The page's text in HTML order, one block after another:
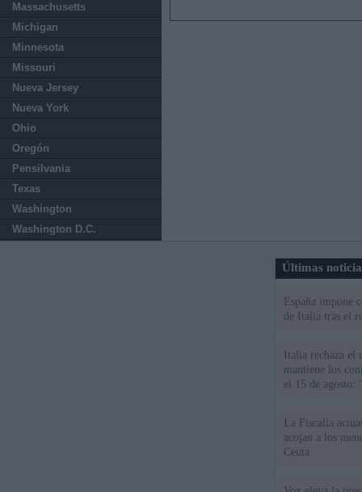
Massachusetts
Michigan
Minnesota
Missouri
Nueva Jersey
Nueva York
Ohio
Oregón
Pensilvania
Texas
Washington
Washington D.C.
Últimas
España impone
de Italia tras el
Italia rechaza
mantiene los
el 15 de agosto:
La Fiscalía
acojan a los
Ceuta